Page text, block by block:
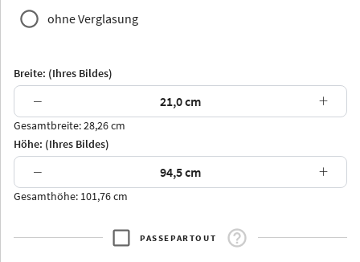
Jersey Dauphine
Arran Luzern
Thurgau
ohne Verglasung
Breite: (Ihres Bildes)
− +
Gesamtbreite: 28,26 cm
Höhe: (Ihres Bildes)
− +
Gesamthöhe: 101,76 cm
PASSEPARTOUT